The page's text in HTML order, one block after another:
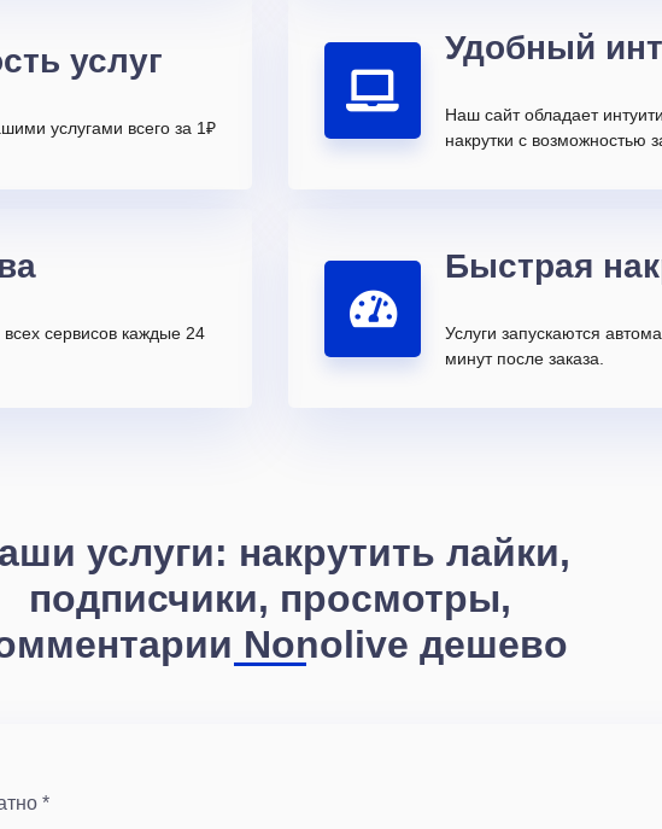
услуг
услугами всего за 1₽
Удобный
Наш сайт обладает
накрутки с возможностью
сервисов каждые 24
Быстрая
Услуги запускаются
минут после заказа.
услуги: накрутить лайки,
подписчики, просмотры,
Nonolive дешево
*